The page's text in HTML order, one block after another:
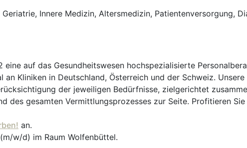
Geriatrie, Innere Medizin, Altersmedizin, Patientenversorgung,
eine auf das Gesundheitswesen hochspezialisierte
Kliniken in Deutschland, Österreich und der Schweiz.
der jeweiligen Bedürfnisse, zielgerichtet
des gesamten Vermittlungsprozesses zur Seite. Profitieren
an.
w/d) im Raum Wolfenbüttel.